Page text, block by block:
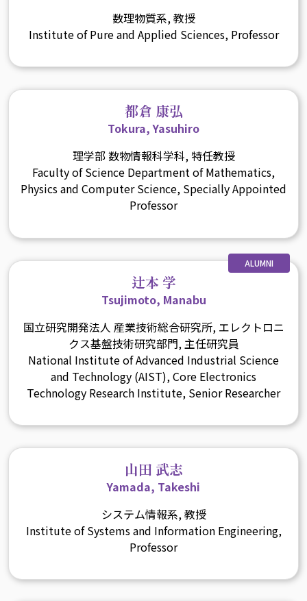
数理物質系, 教授
Institute of Pure and Applied Sciences, Professor
都倉 康弘
Tokura, Yasuhiro
理学部 数物情報科学科, 特任教授
Faculty of Science Department of Mathematics,
Physics and Computer Science, Specially Appointed
Professor
ALUMNI
辻本 学
Tsujimoto, Manabu
国立研究開発法人 産業技術総合研究所, エレクトロニ
クス基盤技術研究部門, 主任研究員
National Institute of Advanced Industrial Science
and Technology (AIST), Core Electronics
Technology Research Institute, Senior Researcher
山田 武志
Yamada, Takeshi
システム情報系, 教授
Institute of Systems and Information Engineering,
Professor